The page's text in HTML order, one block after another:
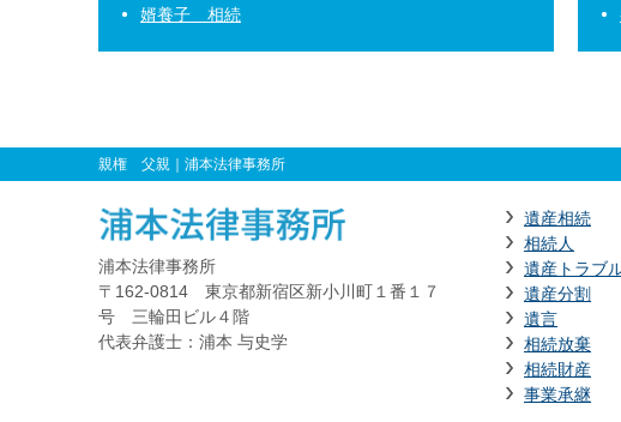
婿養子 相続
親権 父親 ｜浦本法律事務所
浦本法律事務所
〒162-0814 東京都新宿区新小川町１番１７
号 三輪田ビル４階
代表弁護士：浦本 与史学
遺産相続
相続人
遺産トラブ
遺産分割
遺言
相続放棄
相続財産
事業承継